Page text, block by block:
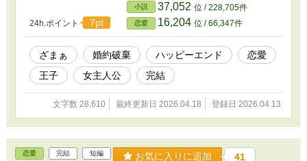
24h.ポイント 7pt
小説 37,052 位 / 228,705件
恋愛 16,204 位 / 66,347件
ざまぁ 婚約破棄 ハッピーエンド
恋愛
王子
女主人公 完結
文字数 28,610 最終更新日 2026.04.18 登録日 2026.04.13
恋愛 完結 短編 お気に入りに追加 41